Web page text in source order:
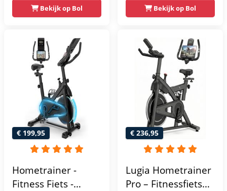
Trainingsprogramma's
- Hartslagsensoren
Bekijk op Bol
Weerstandsniveaus
- Tablethouder
voor Bluetooth
Kinomap & Zwift -
Fiets Lage Instap,
Ergonomisch & Stil
- Hometrainers
Fitness voor Thuis
Bekijk op Bol
€ 199,95
Hometrainer -
Fitness Fiets -
€ 236,95
Lugia Hometrainer
Pro – Fitnessfiets